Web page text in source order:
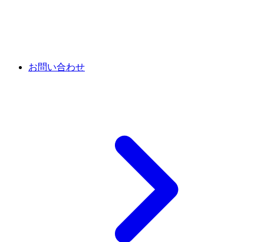
お問い合わせ